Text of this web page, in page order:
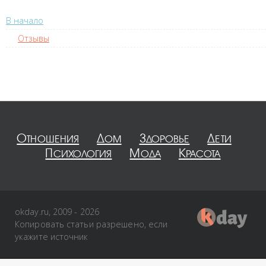
В начало
Отзывы
Отношения Дом Здоровье
Дети
Психология
Мода Красота
okday.ru, 2009 - 2026
Копировать статьи разрешено, если
укажите источник